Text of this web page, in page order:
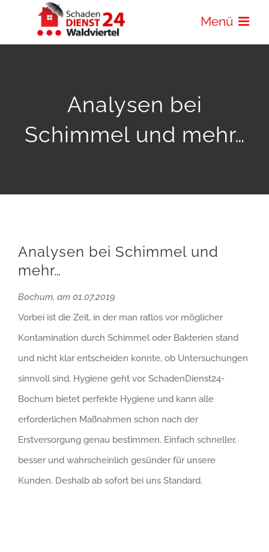
Menü
Analysen bei
Schimmel und mehr…
Analysen bei Schimmel und
mehr…
Bochum, am 01.07.2019
Vorbei ist die Zeit, in der man ratlos vor möglicher
Kontamination durch Schimmel oder Bakterien stand
und nicht klar entscheiden konnte, ob Untersuchungen
sinnvoll sind. Hygiene geht vor. SchadenDienst24-
Bochum bietet perfekte Hygiene und kann alle
erforderlichen Maßnahmen schon nach der
Erstversorgung genau bestimmen. Einfach schneller,
besser und wahrscheinlich gesünder für unsere
Kunden. Deshalb ab sofort bei uns Standard.